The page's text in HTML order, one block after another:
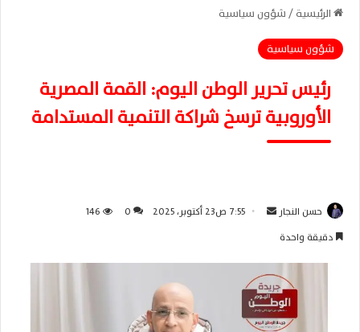
الرئيسية/شؤون سياسية
شؤون سياسية
رئيس تحرير الوطن اليوم: القمة المصرية
الأوروبية ترسخ شراكة التنمية المستدامة
حسن النجار
ب
ر
ي
7:55 ص23 أكتوبر، 2025 0
146
دقيقة واحدة